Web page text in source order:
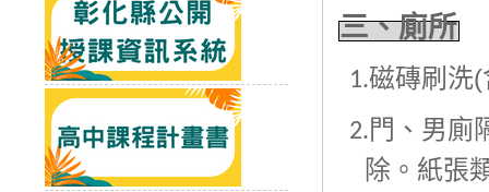
三、廁所
1.磁磚刷洗(
2. 門、男廁
除。紙張